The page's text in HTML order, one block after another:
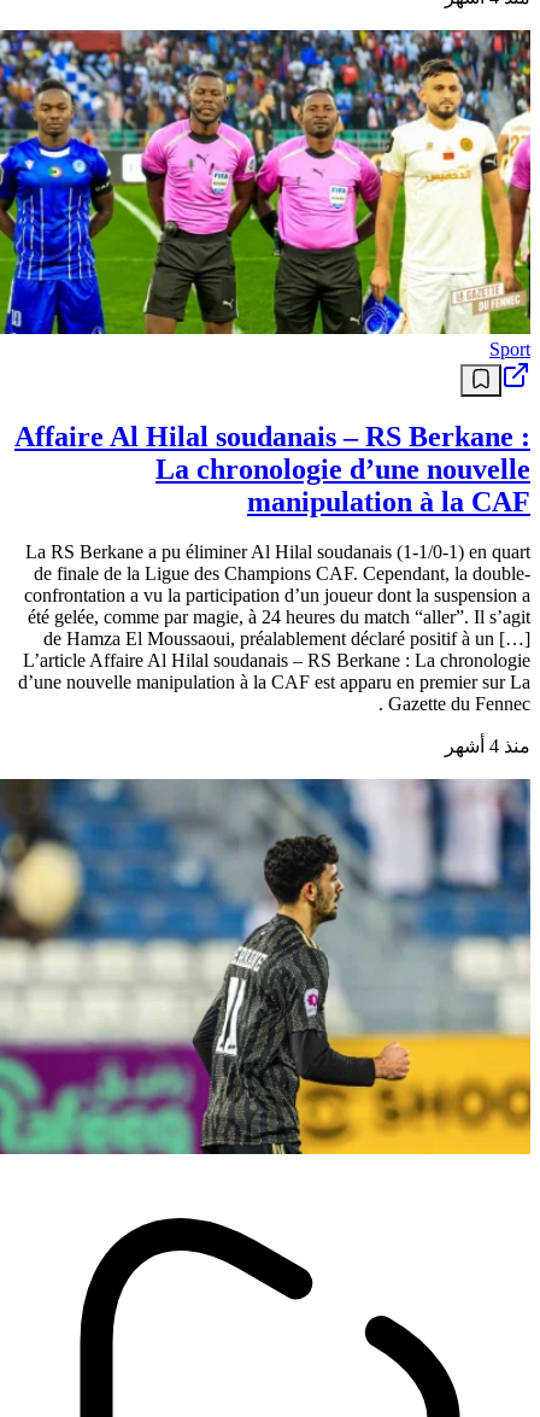
Sport
Affaire Al Hilal soudanais – RS Berkane :
La chronologie d’une nouvelle
manipulation à la CAF
La RS Berkane a pu éliminer Al Hilal soudanais (1-1/0-1) en quart
de finale de la Ligue des Champions CAF. Cependant, la double-
confrontation a vu la participation d’un joueur dont la suspension a
été gelée, comme par magie, à 24 heures du match “aller”. Il s’agit
de Hamza El Moussaoui, préalablement déclaré positif à un […]
L’article Affaire Al Hilal soudanais – RS Berkane : La chronologie
d’une nouvelle manipulation à la CAF est apparu en premier sur La
Gazette du Fennec .
منذ 4 أشهر